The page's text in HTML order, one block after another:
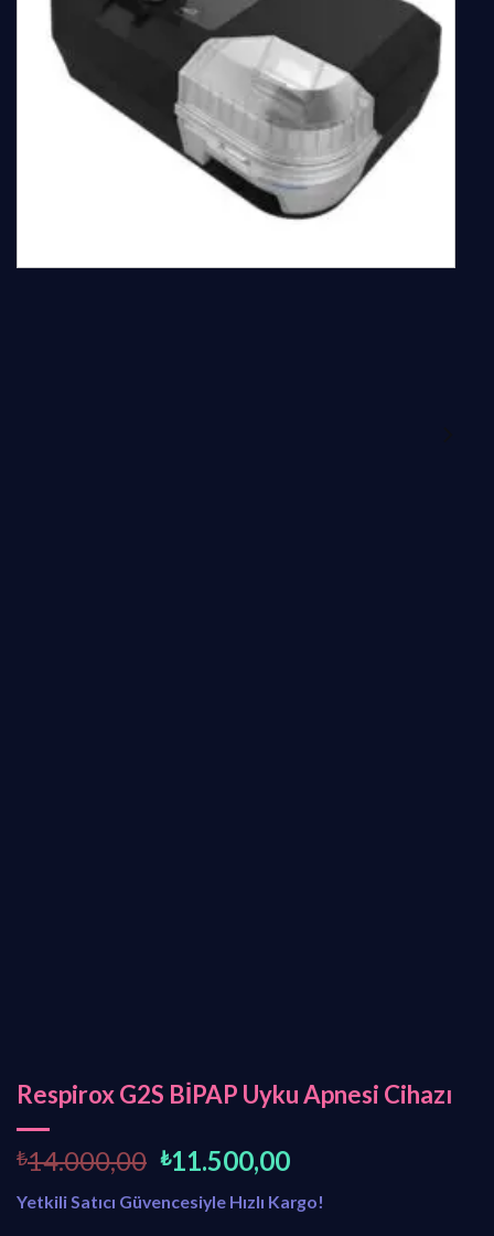
Respirox G2S BİPAP Uyku Apnesi Cihazı
₺14.000,00 O
i
₺11.500,00C
r
Yetkili Satıcı Güvencesiyle Hızlı Kargo!